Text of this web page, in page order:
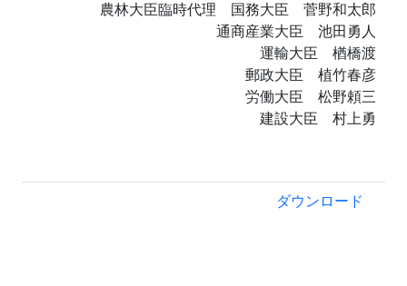
農林大臣臨時代理 国務大臣 菅野和太郎
通商産業大臣 池田勇人
運輸大臣 楢橋渡
郵政大臣 植竹春彦
労働大臣 松野頼三
建設大臣 村上勇
ダウンロード